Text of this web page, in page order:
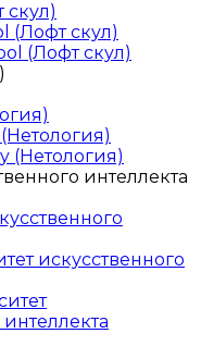
скул)
(Лофт скул)
(Лофт скул)
(Нетология)
интеллекта
искусственного